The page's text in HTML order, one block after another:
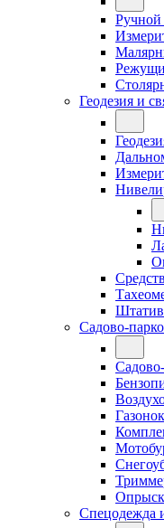
Ручной
Геодезия и
Садово-
Спецодежда